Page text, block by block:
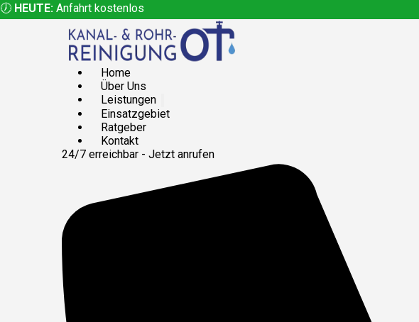
🕖 HEUTE: Anfahrt kostenlos
Home
Über Uns
Leistungen
Einsatzgebiet
Ratgeber
Kontakt
24/7 erreichbar - Jetzt anrufen